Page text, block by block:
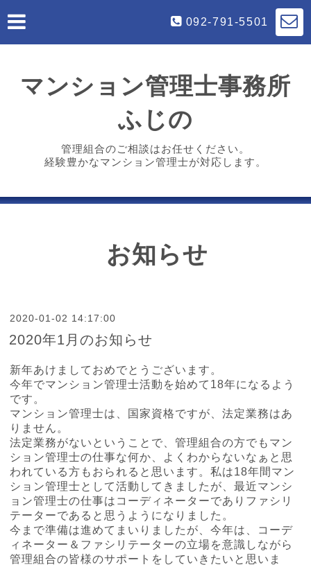
092-791-5501
マンション管理士事務所
ふじの
管理組合のご相談はお任せください。
経験豊かなマンション管理士が対応します。
お知らせ
2020-01-02 14:17:00
2020年1月のお知らせ
新年あけましておめでとうございます。
今年でマンション管理士活動を始めて18年になるよう
です。
マンション管理士は、国家資格ですが、法定業務はあ
りません。
法定業務がないということで、管理組合の方でもマン
ション管理士の仕事な何か、よくわからないなぁと思
われている方もおられると思います。私は18年間マン
ション管理士として活動してきましたが、最近マンシ
ョン管理士の仕事はコーディネーターでありファシリ
テーターであると思うようになりました。
今まで準備は進めてまいりましたが、今年は、コーデ
ィネーター＆ファシリテーターの立場を意識しながら
管理組合の皆様のサポートをしていきたいと思いま